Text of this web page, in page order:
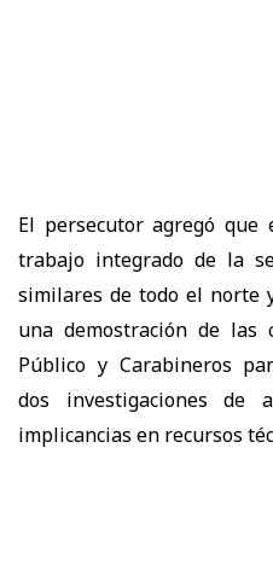
El persecutor agregó
trabajo integrado de la
similares de todo el norte
una demostración de las
Público y Carabineros
dos investigaciones de
implicancias en recursos